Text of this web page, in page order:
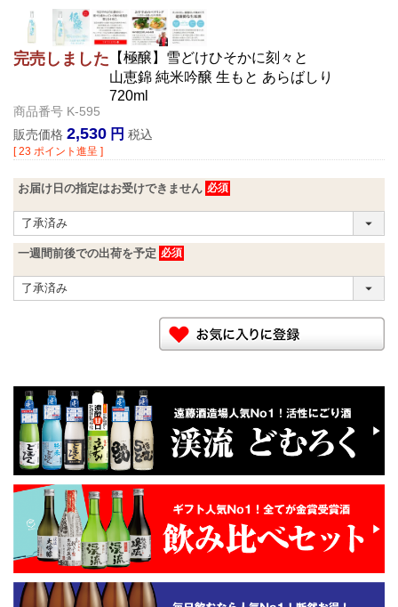
完売しました 【極醸】雪どけひそかに刻々と
山恵錦 純米吟醸 生もと あらばしり
720ml
商品番号 K-595
販売価格 2,530 税込
[ 23 ポイント進呈 ]
お届け日の指定はお受けできません
一週間前後での出荷を予定